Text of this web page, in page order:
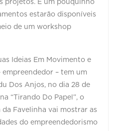
projetos. E um pouquinho
estarão disponíveis
de um workshop
Ideias Em Movimento e
– tem um
Dos Anjos, no dia 28 de
“Tirando Do Papel”, o
Favelinha vai mostrar as
do empreendedorismo